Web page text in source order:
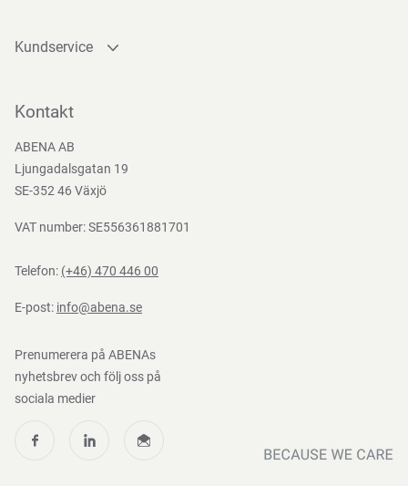
Kundservice
Bli kund
Nedladdningar
Kontakt
ABENA AB
Ljungadalsgatan 19
SE-352 46 Växjö
VAT number: SE556361881701
Telefon: (+46) 470 446 00
E-post: info@abena.se
Prenumerera på ABENAs
nyhetsbrev och följ oss på
sociala medier